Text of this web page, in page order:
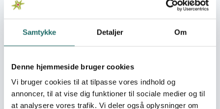
Samtykke Detaljer Om
Denne hjemmeside bruger cookies
Vi bruger cookies til at tilpasse vores indhold og
annoncer, til at vise dig funktioner til sociale medier og til
at analysere vores trafik. Vi deler også oplysninger om
udviklingssamarbejde med et bæredygtighedsfokus.
Immediate targets
Syd og derigennem skabe og højne engagement, mod
og kreativitet i arbejdet for en bæredygtig verden både
ude og hjemme. Målet med projektet er at: 1) Formidle
viden om miljø- og klimaarbejde i Det Globale Syd til